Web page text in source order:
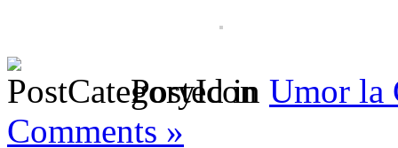
Posted in Umor la
Comments »